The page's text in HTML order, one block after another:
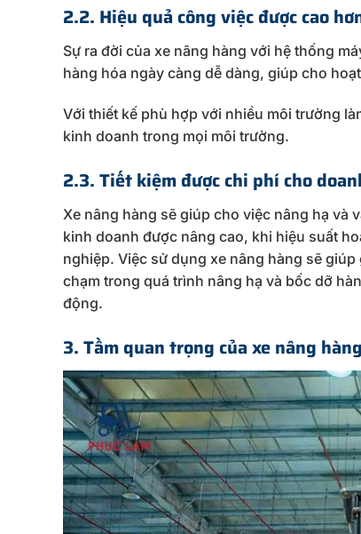
2.2. Hiệu quả công việc được cao
Sự ra đời của xe nâng hàng với hệ thống
hàng hóa ngày càng dễ dàng, giúp cho
Với thiết kế phù hợp với nhiều môi trường
kinh doanh trong mọi môi trường.
2.3. Tiết kiệm được chi phí cho
Xe nâng hàng sẽ giúp cho việc nâng hạ và
kinh doanh được nâng cao, khi hiệu suất
nghiệp. Việc sử dụng xe nâng hàng sẽ
chạm trong quá trình nâng hạ và bốc dỡ
động.
3. Tầm quan trọng của xe nâng